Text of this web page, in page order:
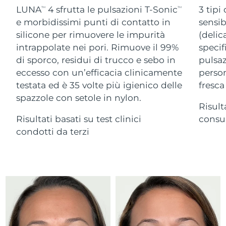
LUNATM 4 sfrutta le pulsazioni T-SonicTM
e morbidissimi punti di contatto in
silicone per rimuovere le impurità
intrappolate nei pori. Rimuove il 99%
di sporco, residui di trucco e sebo in
eccesso con un’efficacia clinicamente
testata ed è 35 volte più igienico delle
spazzole con setole in nylon.
Risultati basati su test clinici
condotti da terzi
3 tipi
For healthy hair
18% PAP
Cosmetici Uomini
Vedi tutto
APP FOREO
Israele Consegna stimata13/08/2026
Italia Consegna stimata 09/08/2026
Giappone Consegna stimata12/08/2026
Jersey Consegna stimata14/08/2026
11/08/2026
Kuwait
Libano Consegna stimata10/08/2026
Lituania Consegna stimata 09/08/2026